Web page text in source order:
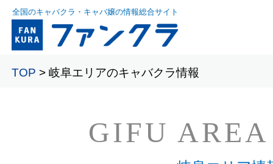
全国のキャバクラ・キャバ嬢の情報総合サイト
TOP > 岐阜エリアのキャバクラ情報
GIFU AREA